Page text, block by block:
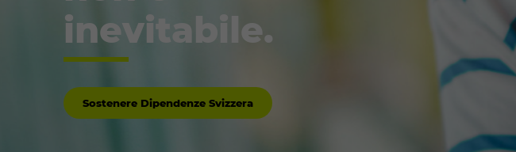
inevitabile.
Sostenere Dipendenze Svizzera